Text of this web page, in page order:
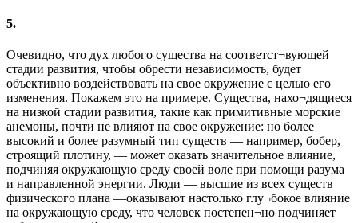
5.
Очевидно, что дух любого существа на соответст¬вующей
стадии развития, чтобы обрести независимость, будет
объективно воздействовать на свое окружение с целью его
изменения. Покажем это на примере. Существа, нахо¬дящиеся
на низкой стадии развития, такие как примитивные морские
анемоны, почти не влияют на свое окружение: но более
высокий и более разумный тип существ — например, бобер,
строящий плотину, — может оказать значительное влияние,
подчиняя окружающую среду своей воле при помощи разума
и направленной энергии. Люди — высшие из всех существ
физического плана —оказывают настолько глу¬бокое влияние
на окружающую среду, что человек постепен¬но подчиняет